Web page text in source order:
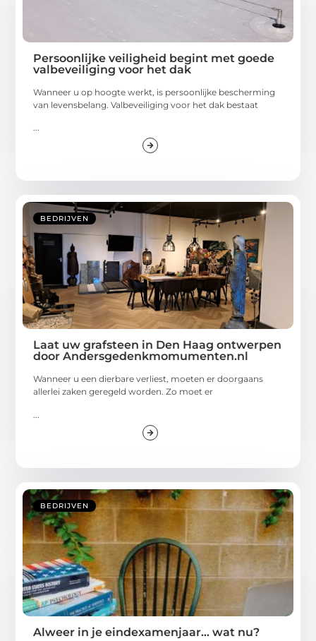
Persoonlijke veiligheid begint met goede
valbeveiliging voor het dak
Wanneer u op hoogte werkt, is persoonlijke bescherming
van levensbelang. Valbeveiliging voor het dak bestaat
...
BEDRIJVEN
Laat uw grafsteen in Den Haag ontwerpen
door Andersgedenkmomumenten.nl
Wanneer u een dierbare verliest, moeten er doorgaans
allerlei zaken geregeld worden. Zo moet er
BEDRIJVEN
Alweer in je eindexamenjaar… wat nu?